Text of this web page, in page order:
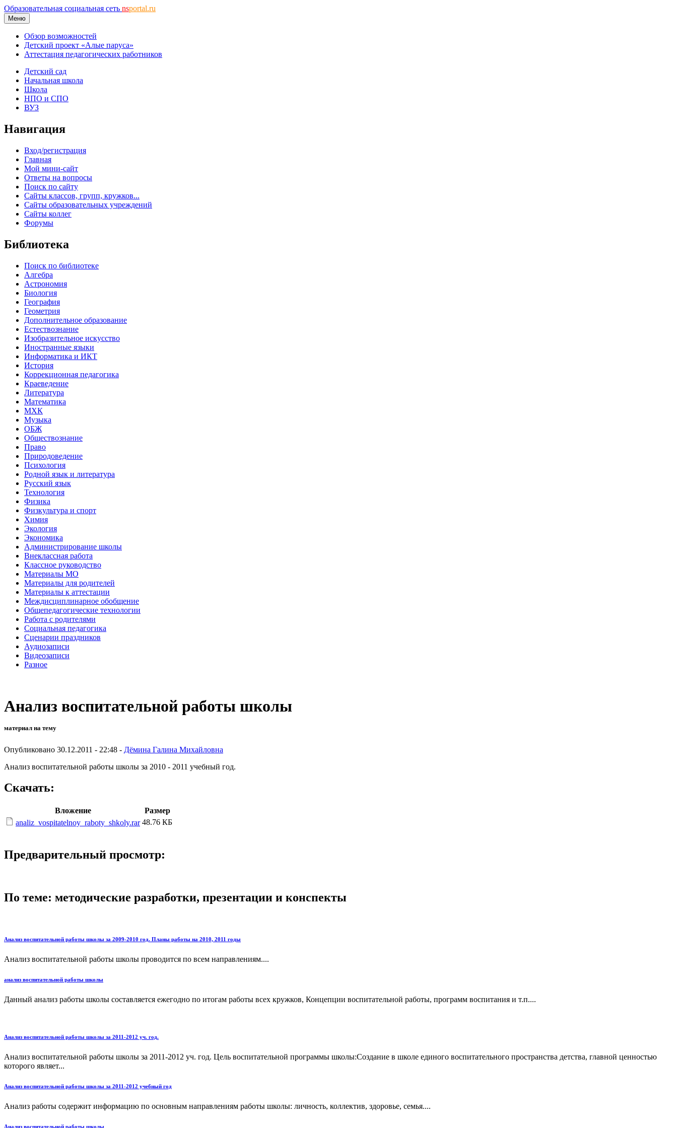
Образовательная социальная сеть nsportal.ru
Меню
Обзор возможностей
Детский проект «Алые паруса»
Аттестация педагогических работников
Детский сад
Начальная школа
Школа
НПО и СПО
ВУЗ
Навигация
Вход/регистрация
Главная
Мой мини-сайт
Ответы на вопросы
Поиск по сайту
Сайты классов, групп, кружков...
Сайты образовательных учреждений
Сайты коллег
Форумы
Библиотека
Поиск по библиотеке
Алгебра
Астрономия
Биология
География
Геометрия
Дополнительное образование
Естествознание
Изобразительное искусство
Иностранные языки
Информатика и ИКТ
История
Коррекционная педагогика
Краеведение
Литература
Математика
МХК
Музыка
ОБЖ
Обществознание
Право
Природоведение
Психология
Родной язык и литература
Русский язык
Технология
Физика
Физкультура и спорт
Химия
Экология
Экономика
Администрирование школы
Внеклассная работа
Классное руководство
Материалы МО
Материалы для родителей
Материалы к аттестации
Междисциплинарное обобщение
Общепедагогические технологии
Работа с родителями
Социальная педагогика
Сценарии праздников
Аудиозаписи
Видеозаписи
Разное
Анализ воспитательной работы школы
материал на тему
Опубликовано 30.12.2011 - 22:48 - Дёмина Галина Михайловна
Анализ воспитательной работы школы за 2010 - 2011 учебный год.
Скачать:
Вложение
Размер
analiz_vospitatelnoy_raboty_shkoly.rar 48.76 КБ
Предварительный просмотр:
По теме: методические разработки, презентации и конспекты
Анализ воспитательной работы школы за 2009-2010 год. Планы работы на 2010, 2011 годы
Анализ воспитательной работы школы проводится по всем направлениям....
анализ воспитательной работы школы
Данный анализ работы школы составляется ежегодно по итогам работы всех кружков, Концепции воспитательной работы, программ воспитания и т.п....
Анализ воспитательной работы школы за 2011-2012 уч. год.
Анализ воспитательной работы школы за 2011-2012 уч. год. Цель воспитательной программы школы:Создание в школе единого воспитательного пространства детства, главной ценностью
которого являет...
Анализ воспитательной работы школы за 2011-2012 учебный год
Анализ работы содержит информацию по основным направлениям работы школы: личность, коллектив, здоровье, семья....
Анализ воспитательной работы школы